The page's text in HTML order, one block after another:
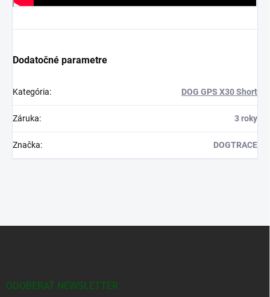
Dodatočné parametre
Kategória: DOG GPS X30 Short
Záruka: 3 roky
Značka: DOGTRACE
ODOBERAŤ NEWSLETTER